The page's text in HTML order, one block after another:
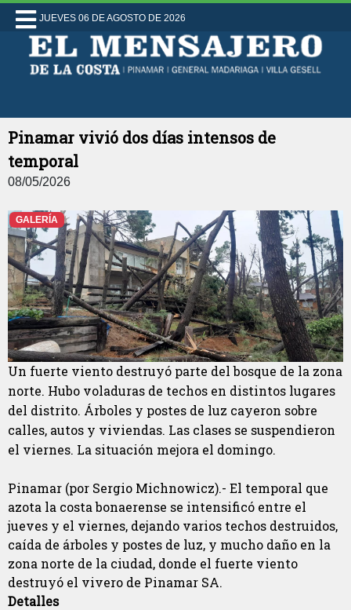
JUEVES 06 DE AGOSTO DE 2026
Pinamar vivió dos días intensos de
temporal
08/05/2026
GALERÍA
Un fuerte viento destruyó parte del bosque de la zona
norte. Hubo voladuras de techos en distintos lugares
del distrito. Árboles y postes de luz cayeron sobre
calles, autos y viviendas. Las clases se suspendieron
el viernes. La situación mejora el domingo.
Pinamar (por Sergio Michnowicz).- El temporal que
azota la costa bonaerense se intensificó entre el
jueves y el viernes, dejando varios techos destruidos,
caída de árboles y postes de luz, y mucho daño en la
zona norte de la ciudad, donde el fuerte viento
destruyó el vivero de Pinamar SA.
Detalles